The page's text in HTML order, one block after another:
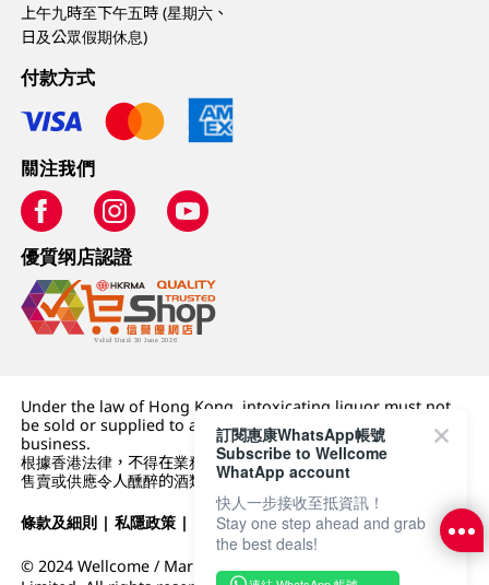
上午九時至下午五時 (星期六、
日及公眾假期休息)
付款方式
關注我們
優質纲店認證
Under the law of Hong Kong, intoxicating liquor must not
be sold or supplied to a minor (under 18) in the course of
business.
根據香港法律，不得在業務過程中，向未成年人 (18 歲以下人士)
售賣或供應令人醺醉的酒類。
條款及細則 |私隱政策 | DFI零售集團
© 2024 Wellcome / Market Place. The Dairy Farm Company
訂閱惠康WhatsApp帳號
Subscribe to Wellcome
WhatApp account
快人一步接收至抵資訊！
Stay one step ahead and grab
the best deals!